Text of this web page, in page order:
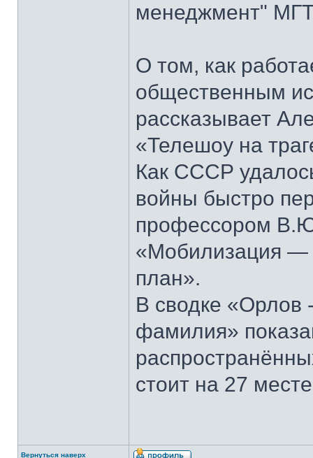
менеджмент"
О том, как
общественным
рассказывает
«Телешоу на
Как СССР
войны быстро
профессором
«Мобилизация —
план».
В сводке «Орлов
фамилия»
стоит на 27
Вернуться наверх